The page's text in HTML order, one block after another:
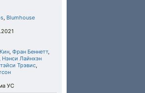
, Blumhouse
, Фран Беннетт,
, Нэнси Лайнхэн
Трэвис,
УС